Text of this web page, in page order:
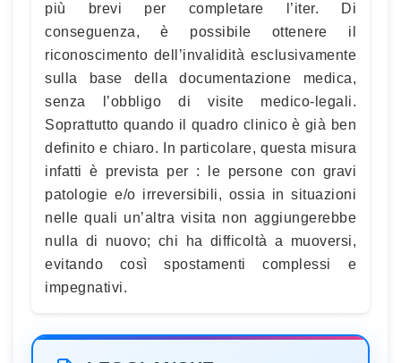
più brevi per completare l’iter. Di
conseguenza, è possibile ottenere il
riconoscimento dell’invalidità esclusivamente
sulla base della documentazione medica,
senza l’obbligo di visite medico-legali.
Soprattutto quando il quadro clinico è già ben
definito e chiaro. In particolare, questa misura
infatti è prevista per : le persone con gravi
patologie e/o irreversibili, ossia in situazioni
nelle quali un’altra visita non aggiungerebbe
nulla di nuovo; chi ha difficoltà a muoversi,
evitando così spostamenti complessi e
impegnativi.